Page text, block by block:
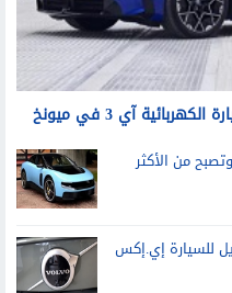
آي 3 في ميونخ
من الأكثر